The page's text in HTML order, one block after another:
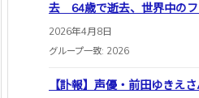
去 64歳で逝去、世界中の
2026年4月8日
グループ一致: 2026
【訃報】声優・前田ゆきえ